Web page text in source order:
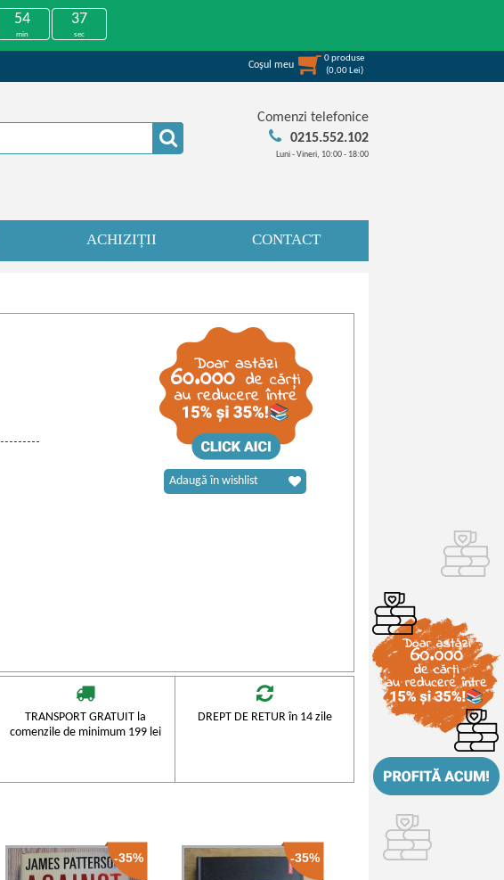
54
min
37
sec
Coşul meu
0produse
(0,00 Lei)
Comenzi telefonice
0215.552.102
Luni - Vineri, 10:00 - 18:00
ACHIZIȚII CONTACT
Adaugă în wishlist
TRANSPORT GRATUIT la
comenzile de minimum 199 lei
DREPT DE RETUR în 14 zile
-35% -35%